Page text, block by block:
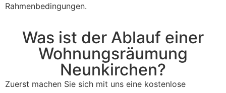
Rahmenbedingungen.
Was ist der Ablauf einer
Wohnungsräumung
Neunkirchen?
Zuerst machen Sie sich mit uns eine kostenlose